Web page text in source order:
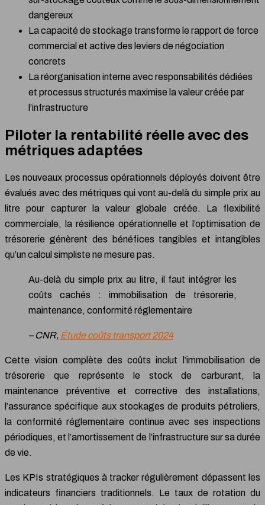
dangereux
La capacité de stockage transforme le rapport de force
commercial et active des leviers de négociation
concrets
La réorganisation interne avec responsabilités dédiées
et processus structurés maximise la valeur créée par
l’infrastructure
Piloter la rentabilité réelle avec des
métriques adaptées
Les nouveaux processus opérationnels déployés doivent être
évalués avec des métriques qui vont au-delà du simple prix au
litre pour capturer la valeur globale créée. La flexibilité
commerciale, la résilience opérationnelle et l’optimisation de
trésorerie génèrent des bénéfices tangibles et intangibles
qu’un calcul simpliste ne mesure pas.
Au-delà du simple prix au litre, il faut intégrer les
coûts cachés : immobilisation de trésorerie,
maintenance, conformité réglementaire
– CNR, Étude coûts transport 2024
Cette vision complète des coûts inclut l’immobilisation de
trésorerie que représente le stock de carburant, la
maintenance préventive et corrective des installations,
l’assurance spécifique aux stockages de produits pétroliers,
la conformité réglementaire continue avec ses inspections
périodiques, et l’amortissement de l’infrastructure sur sa durée
de vie.
Les KPIs stratégiques à tracker régulièrement dépassent les
indicateurs financiers traditionnels. Le taux de rotation du